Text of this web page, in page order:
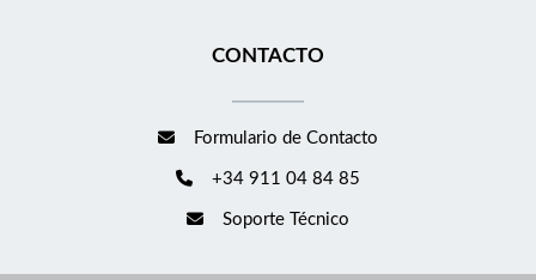
CONTACTO
Formulario de Contacto
+34 911 04 84 85
Soporte Técnico